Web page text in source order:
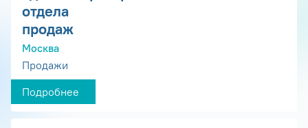
отдела
продаж
Москва
Продажи
Подробнее